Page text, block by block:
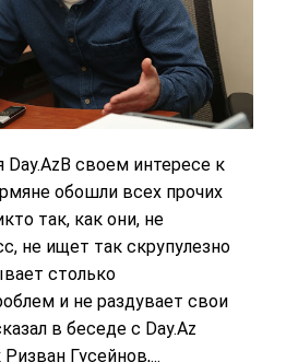
Day.AzВ своем интересе к
обошли всех прочих
так, как они, не
не ищет так скрупулезно
столько
и не раздувает свои
в беседе с Day.Az
Гусейнов,...